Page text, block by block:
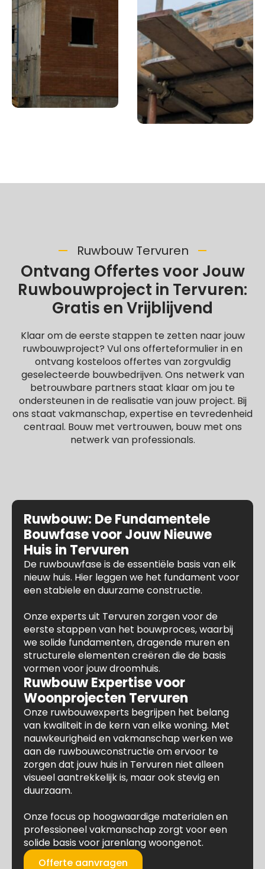
Ruwbouw Tervuren
Ontvang Offertes voor Jouw
Ruwbouwproject in Tervuren:
Gratis en Vrijblijvend
Klaar om de eerste stappen te zetten naar jouw
ruwbouwproject? Vul ons offerteformulier in en
ontvang kosteloos offertes van zorgvuldig
geselecteerde bouwbedrijven. Ons netwerk van
betrouwbare partners staat klaar om jou te
ondersteunen in de realisatie van jouw project. Bij
ons staat vakmanschap, expertise en tevredenheid
centraal. Bouw met vertrouwen, bouw met ons
netwerk van professionals.
Ruwbouw: De Fundamentele
Bouwfase voor Jouw Nieuwe
Huis in Tervuren
De ruwbouwfase is de essentiële basis van elk
nieuw huis. Hier leggen we het fundament voor
een stabiele en duurzame constructie.
Onze experts uit Tervuren zorgen voor de
eerste stappen van het bouwproces, waarbij
we solide fundamenten, dragende muren en
structurele elementen creëren die de basis
vormen voor jouw droomhuis.
Ruwbouw Expertise voor
Woonprojecten Tervuren
Onze ruwbouwexperts begrijpen het belang
van kwaliteit in de kern van elke woning. Met
nauwkeurigheid en vakmanschap werken we
aan de ruwbouwconstructie om ervoor te
zorgen dat jouw huis in Tervuren niet alleen
visueel aantrekkelijk is, maar ook stevig en
duurzaam.
Onze focus op hoogwaardige materialen en
professioneel vakmanschap zorgt voor een
solide basis voor jarenlang woongenot.
Offerte aanvragen